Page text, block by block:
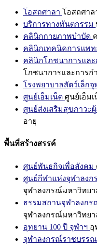
โอสถศาลา โอสถศาล
บริการทางทันตกรรม
คลินิกกายภาพบำบัด
คลินิกเทคนิคการแพท
คลินิกโภชนาการแล
โภชนาการและการก
โรงพยาบาลสัตว์เล็กจุ
ศูนย์เอ็มเน็ต ศูนย์เอ็มเ
ศูนย์ส่งเสริมสุขภาวะผู้
อายุ
พื้นที่สร้างสรรค์
ศูนย์พันธกิจเพื่อสังคม
ศูนย์กีฬาแห่งจุฬาลง
จุฬาลงกรณ์มหาวิทยา
ธรรมสถานจุฬาลงก
จุฬาลงกรณ์มหาวิทยา
อุทยาน 100 ปี จุฬาฯ อุ
จุฬาลงกรณ์ราชบรร